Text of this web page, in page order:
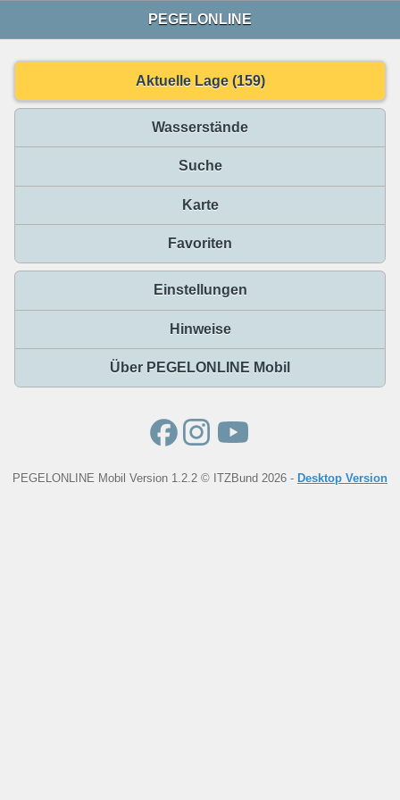
PEGELONLINE
Aktuelle Lage (159)
Wasserstände
Suche
Karte
Favoriten
Einstellungen
Hinweise
Über PEGELONLINE Mobil
PEGELONLINE Mobil Version 1.2.2 © ITZBund 2026 - Desktop Version